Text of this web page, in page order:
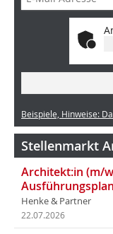
Beispiele, Hinweise:
Stellenmarkt
Architekt:in (m/
Henke & Partner
22.07.2026